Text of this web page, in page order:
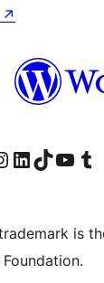
↗
page
our Instagram account
Visit our LinkedIn account
Visit our TikTok account
Visit our Visit
is